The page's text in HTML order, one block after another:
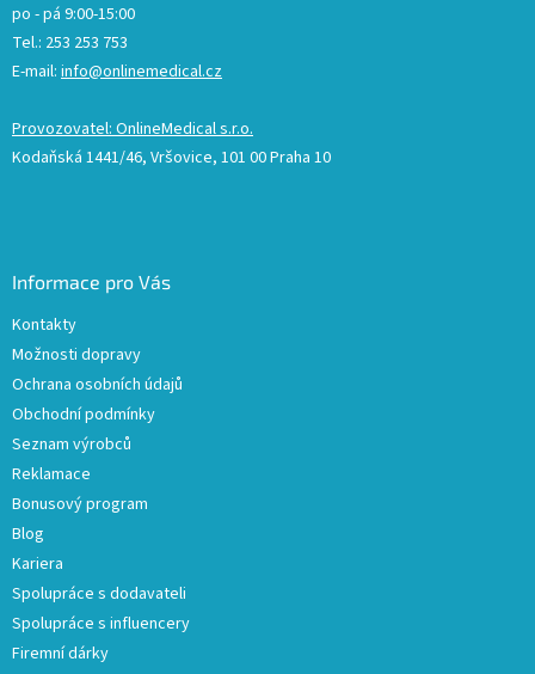
po - pá 9:00-15:00
Tel.: 253 253 753
E-mail: info@onlinemedical.cz
Provozovatel: OnlineMedical s.r.o.
Kodaňská 1441/46, Vršovice, 101 00 Praha 10
Informace pro Vás
Kontakty
Možnosti dopravy
Ochrana osobních údajů
Obchodní podmínky
Seznam výrobců
Reklamace
Bonusový program
Blog
Kariera
Spolupráce s dodavateli
Spolupráce s influencery
Firemní dárky